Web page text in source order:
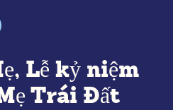
Lễ kỷ niệm
Trái Đất